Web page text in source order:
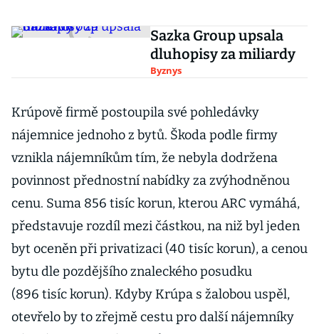
Sazka Group upsala
dluhopisy za miliardy
Byznys
Krúpově firmě postoupila své pohledávky
nájemnice jednoho z bytů. Škoda podle firmy
vznikla nájemníkům tím, že nebyla dodržena
povinnost přednostní nabídky za zvýhodněnou
cenu. Suma 856 tisíc korun, kterou ARC vymáhá,
představuje rozdíl mezi částkou, na niž byl jeden
byt oceněn při privatizaci (40 tisíc korun), a cenou
bytu dle pozdějšího znaleckého posudku
(896 tisíc korun). Kdyby Krúpa s žalobou uspěl,
otevřelo by to zřejmě cestu pro další nájemníky